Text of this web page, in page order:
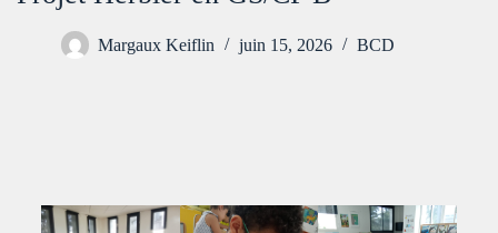
Margaux Keiflin juin 15, 2026 BCD